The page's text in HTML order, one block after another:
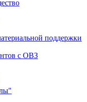
поддержки
с ОВЗ